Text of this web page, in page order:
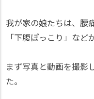
我が家の娘たちは、腰
「下腹ぽっこり」など
まず写真と動画を撮影
た。